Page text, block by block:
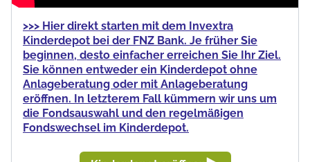
>>> Hier direkt starten mit dem Invextra
Kinderdepot bei der FNZ Bank. Je früher Sie
beginnen, desto einfacher erreichen Sie Ihr Ziel.
Sie können entweder ein Kinderdepot ohne
Anlageberatung oder mit Anlageberatung
eröffnen. In letzterem Fall kümmern wir uns um
die Fondsauswahl und den regelmäßigen
Fondswechsel im Kinderdepot.